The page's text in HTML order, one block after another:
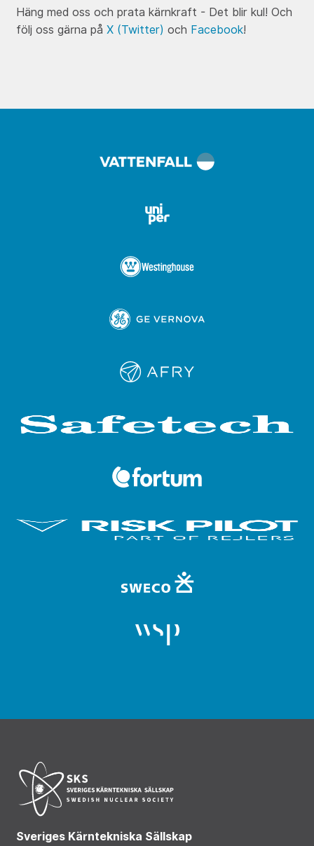
Häng med oss och prata kärnkraft - Det blir kul! Och
följ oss gärna på X (Twitter) och Facebook!
Sveriges Kärntekniska Sällskap